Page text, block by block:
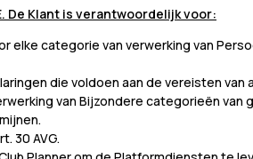
De Klant is verantwoordelijk voor:
elke categorie van verwerking van
die voldoen aan de vereisten van
van Bijzondere categorieën van
30 AVG.